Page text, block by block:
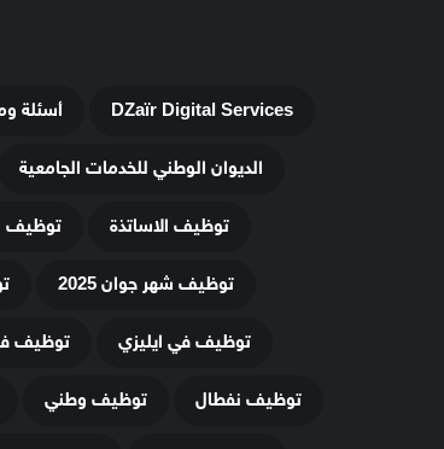
DZaïr Digital Services أسئلة
الديوان الوطني للخدمات الجامعية
توظيف الاساتذة توظيف
توظيف شهر جوان 2025
توظيف في ايليزي توظيف
توظيف نفطال توظيف وطني